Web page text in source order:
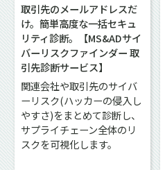
取引先のメールアドレスだ
け。簡単高度な一括セキュ
リティ診断。【MS&ADサイ
バーリスクファインダー 取
引先診断サービス】
関連会社や取引先のサイバ
ーリスク(ハッカーの侵入し
やすさ)をまとめて診断し、
サプライチェーン全体のリ
スクを可視化します。